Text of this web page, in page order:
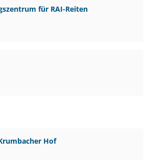
für RAI-Reiten
Hof